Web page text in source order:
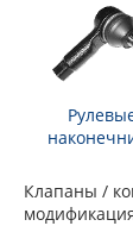
Клапаны /